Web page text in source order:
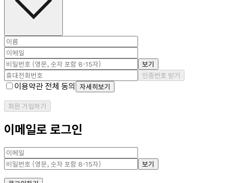
보기
인증번호 받기
이용약관 전체 동의 자세히보기
회원 가입하기
이메일로 로그인
보기